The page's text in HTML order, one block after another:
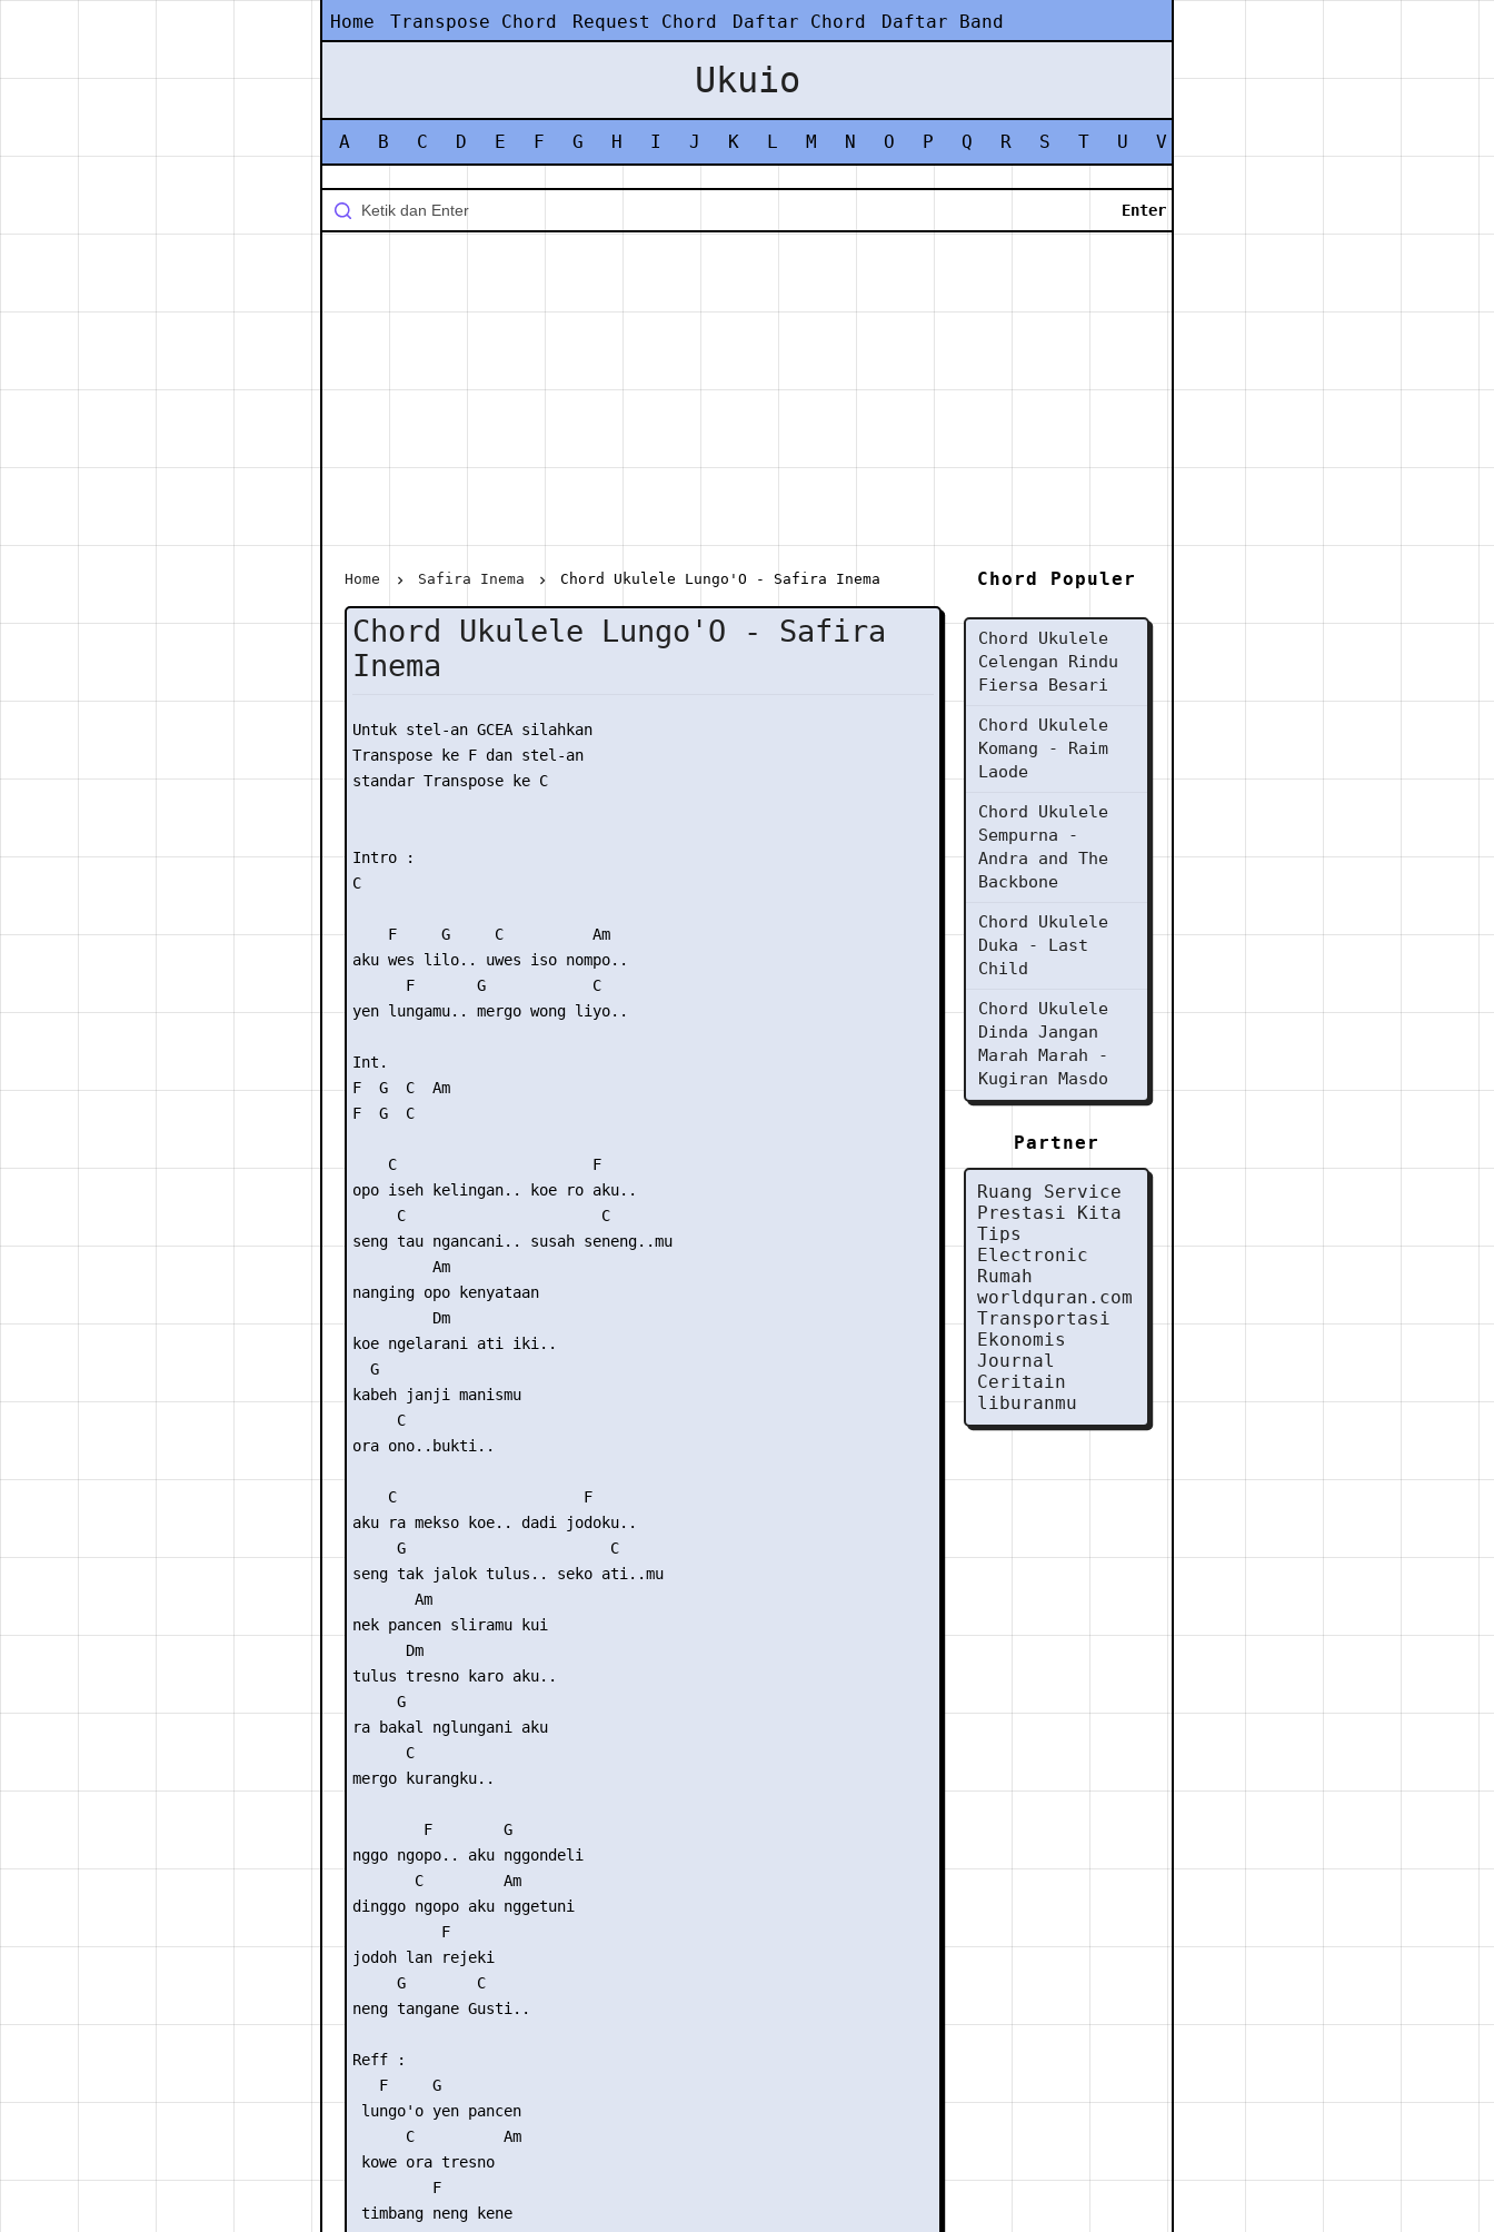
Home Transpose Chord Request Chord Daftar Chord Daftar Band
Ukuio
A B C D E F G H I J K L M N O P Q R S T U V
Home Safira Inema Chord Ukulele Lungo'O - Safira Inema
Chord Ukulele Lungo'O - Safira
Inema
Untuk stel-an GCEA silahkan
Transpose ke F dan stel-an
standar Transpose ke C
Intro :
C
    F     G     C          Am
aku wes lilo.. uwes iso nompo..
      F       G            C
yen lungamu.. mergo wong liyo..
Int.
F  G  C  Am
F  G  C
    C                      F
opo iseh kelingan.. koe ro aku..
     C                      C
seng tau ngancani.. susah seneng..mu
         Am
nanging opo kenyataan
         Dm
koe ngelarani ati iki..
  G
kabeh janji manismu
     C
ora ono..bukti..
    C                     F
aku ra mekso koe.. dadi jodoku..
     G                       C
seng tak jalok tulus.. seko ati..mu
       Am
nek pancen sliramu kui
      Dm
tulus tresno karo aku..
     G
ra bakal nglungani aku
      C
mergo kurangku..
        F        G
nggo ngopo.. aku nggondeli
       C         Am
dinggo ngopo aku nggetuni
          F
jodoh lan rejeki
     G        C
neng tangane Gusti..
Reff :
   F     G
lungo'o yen pancen
      C          Am
kowe ora tresno
         F
timbang neng kene
Chord Populer
Chord Ukulele
Celengan Rindu
Fiersa Besari
Chord Ukulele
Komang - Raim
Laode
Chord Ukulele
Sempurna -
Andra and The
Backbone
Chord Ukulele
Duka - Last
Child
Chord Ukulele
Dinda Jangan
Marah Marah -
Kugiran Masdo
Partner
Ruang Service
Prestasi Kita
Tips
Electronic
Rumah
worldquran.com
Transportasi
Ekonomis
Journal
Ceritain
liburanmu